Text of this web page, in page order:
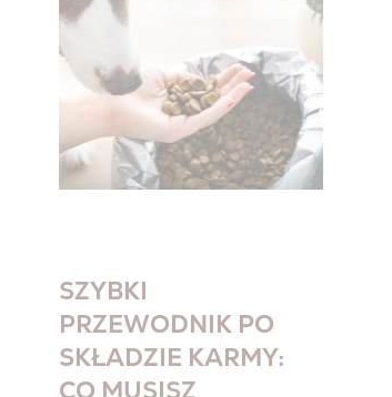
SZYBKI
PRZEWODNIK PO
SKŁADZIE KARMY:
CO MUSISZ